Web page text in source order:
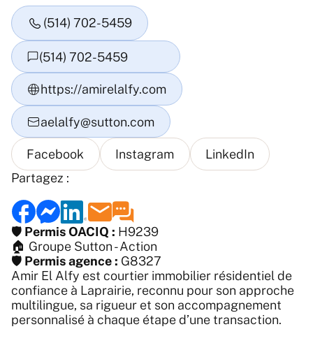
🛡️ Permis OACIQ : H9239
🏠 Groupe Sutton - Action
🛡️ Permis agence : G8327
Amir El Alfy est courtier immobilier résidentiel de
confiance à Laprairie, reconnu pour son approche
multilingue, sa rigueur et son accompagnement
personnalisé à chaque étape d’une transaction.
Partagez :